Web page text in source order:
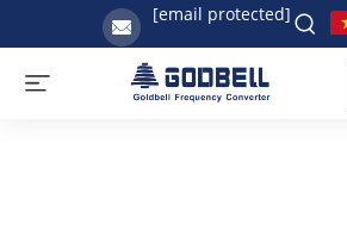
[email protected]